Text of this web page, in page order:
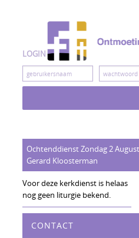
LOGIN
Ochtenddienst Zondag 2
Gerard Kloosterman
Voor deze kerkdienst is helaas
nog geen liturgie bekend.
CONTACT